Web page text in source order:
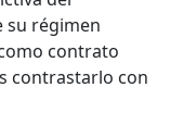
su régimen
contrato
contrastarlo con